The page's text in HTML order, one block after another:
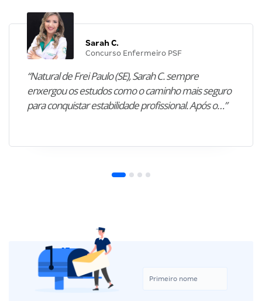
Sarah C.
Concurso Enfermeiro PSF
“Natural de Frei Paulo (SE), Sarah C. sempre
enxergou os estudos como o caminho mais seguro
para conquistar estabilidade profissional. Após o…”